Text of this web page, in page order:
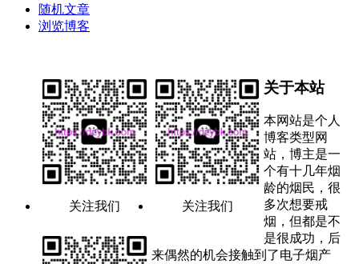
随机文章
浏览博客
关注我们 关注我们
关于本站
本网站是个人
博客类型网
站，博主是一
个有十几年烟
龄的烟民，很
多次想要戒
烟，但都是不
是很成功，后
来偶然的机会接触到了电子烟产